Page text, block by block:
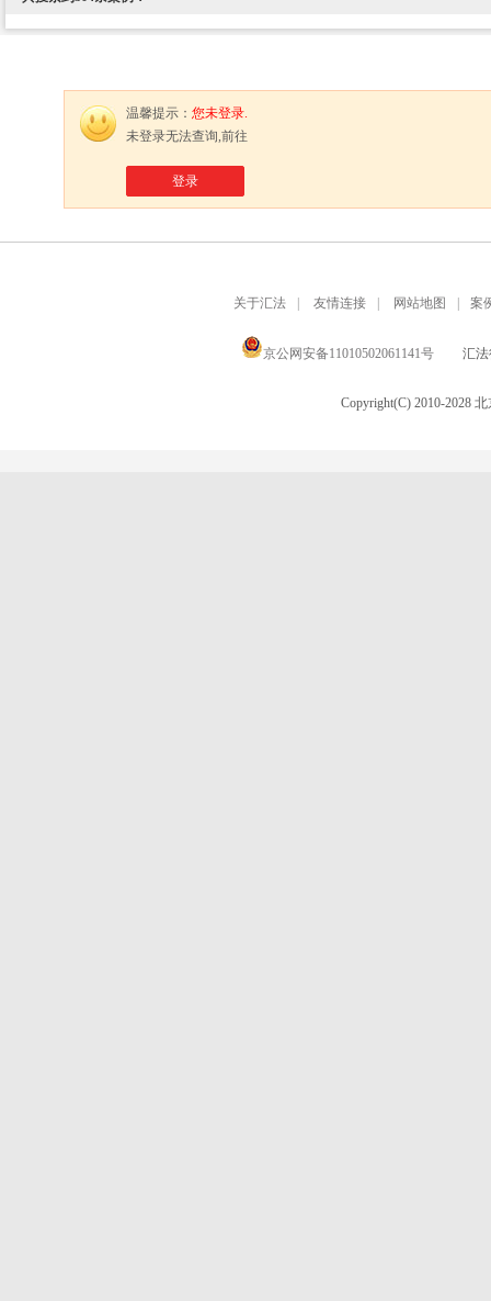
温馨提示： 您未登录.
未登录无法查询,前往
登录
关于汇法 友情连接 网站地图 案
京公网安备11010502061141号 汇法
Copyright(C) 2010-2028